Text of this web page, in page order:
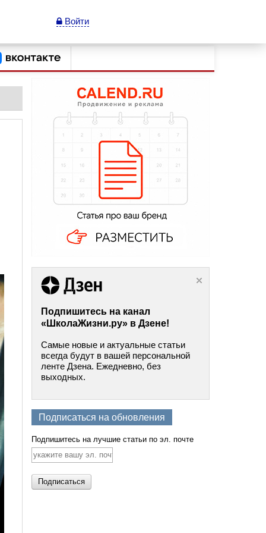
Войти
Подпишитесь на канал
«ШколаЖизни.ру» в Дзене!
Самые новые и актуальные статьи
всегда будут в вашей персональной
ленте Дзена. Ежедневно, без
выходных.
Подписаться на обновления
Подпишитесь на лучшие статьи по эл. почте